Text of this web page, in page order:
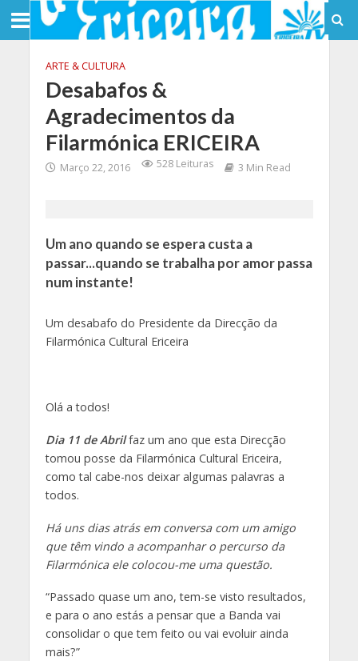
ARTE & CULTURA
Desabafos &
Agradecimentos da
Filarmónica ERICEIRA
Março 22, 2016 528 Leituras 3 Min Read
Um ano quando se espera custa a
passar...quando se trabalha por amor passa
num instante!
Um desabafo do Presidente da Direcção da
Filarmónica Cultural Ericeira
Olá a todos!
Dia 11 de Abril faz um ano que esta Direcção
tomou posse da Filarmónica Cultural Ericeira,
como tal cabe-nos deixar algumas palavras a
todos.
Há uns dias atrás em conversa com um amigo
que têm vindo a acompanhar o percurso da
Filarmónica ele colocou-me uma questão.
“Passado quase um ano, tem-se visto resultados,
e para o ano estás a pensar que a Banda vai
consolidar o que tem feito ou vai evoluir ainda
mais?”